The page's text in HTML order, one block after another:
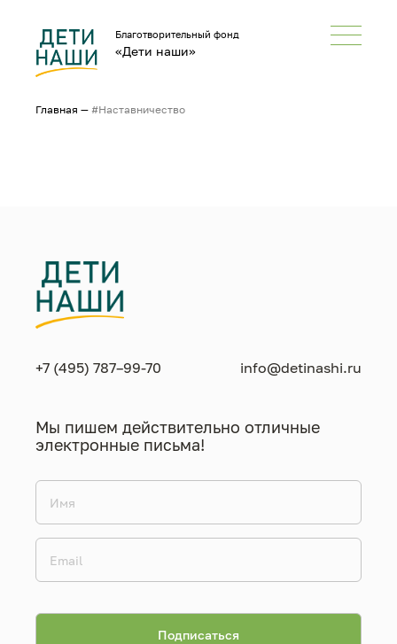
Благотворительный фонд
«Дети наши»
Главная — #Наставничество
+7 (495) 787–99-70 info@detinashi.ru
Мы пишем действительно отличные
электронные письма!